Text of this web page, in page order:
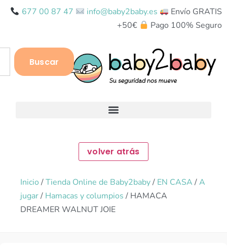
677 00 87 47 info@baby2baby.es
Envío GRATIS
+50€
Pago 100% Seguro
Buscar
Inicio /Tienda Online de Baby2baby/ EN CASA /A
jugar/ Hamacas y columpios / HAMACA
DREAMER WALNUT JOIE